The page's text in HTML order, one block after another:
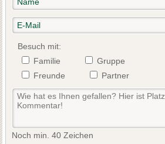
Besuch mit:
Familie
Gruppe
Freunde
Partner
Noch min. 40 Zeichen